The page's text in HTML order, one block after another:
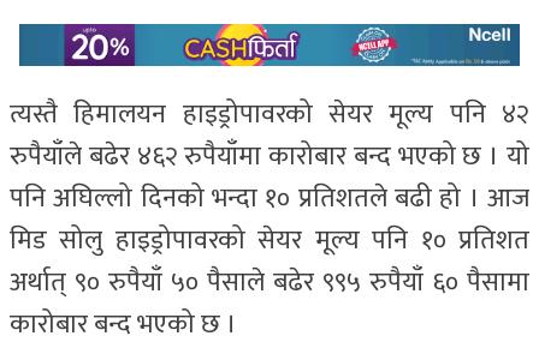
त्यस्तै हिमालयन हाइड्रोपावरको सेयर मूल्य पनि ४२
रुपैयाँले बढेर ४६२ रुपैयाँमा कारोबार बन्द भएको छ । यो
पनि अघिल्लो दिनको भन्दा १० प्रतिशतले बढी हो । आज
मिड सोलु हाइड्रोपावरको सेयर मूल्य पनि १० प्रतिशत
अर्थात् ९० रुपैयाँ ५० पैसाले बढेर ९९५ रुपैयाँ ६० पैसामा
कारोबार बन्द भएको छ ।